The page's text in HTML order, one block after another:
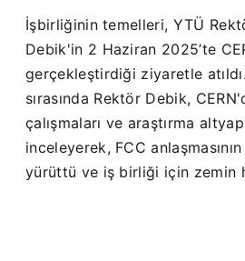
İşbirliğinin temelleri, YTÜ
Debik'in 2 Haziran 2025’te
gerçekleştirdiği ziyaretle
sırasında Rektör Debik,
çalışmaları ve araştırma
inceleyerek, FCC
yürüttü ve iş birliği için zemin